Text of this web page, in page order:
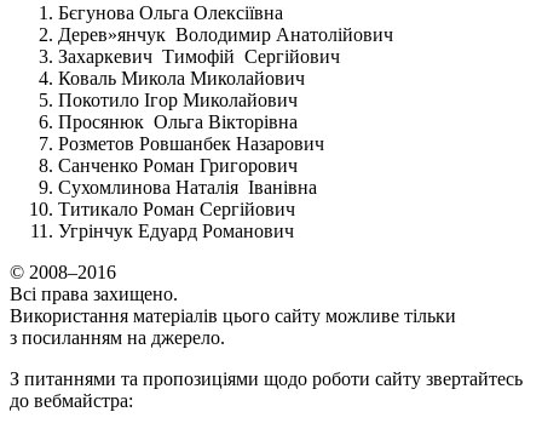
Бєгунова Ольга Олексіївна
Дерев»янчук Володимир Анатолійович
Захаркевич Тимофій Сергійович
Коваль Микола Миколайович
Покотило Ігор Миколайович
Просянюк Ольга Вікторівна
Розметов Ровшанбек Назарович
Санченко Роман Григорович
Сухомлинова Наталія Іванівна
Титикало Роман Сергійович
Угрінчук Едуард Романович
© 2008–2016
Всі права захищено.
Використання матеріалів цього сайту можливе тільки
з посиланням на джерело.
З питаннями та пропозиціями щодо роботи сайту звертайтесь
до вебмайстра: